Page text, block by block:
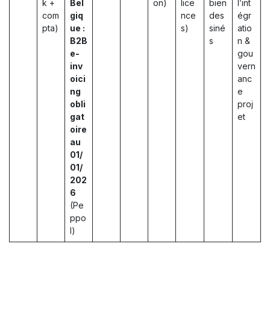
k +
com
pta)
Bel
giq
ue :
B2B
e-
inv
oici
ng
obli
gat
oire
au
01/
01/
202
6
(Pe
ppo
l)
on)
lice
nce
s)
bien
des
siné
s
l’int
égr
atio
n &
gou
vern
anc
e
proj
et